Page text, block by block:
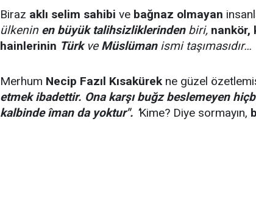
Biraz aklı selim sahibi ve bağnaz olmayan
ülkenin en büyük talihsizliklerindenbiri, nankör,
hainlerinin Türk ve Müslümanismi taşımasıdır…
Merhum Necip Fazıl Kısakürekne güzel
etmek ibadettir. Ona karşı buğz beslemeyen
kalbinde îman da yoktur". ‘Kime? Diye sormayın,